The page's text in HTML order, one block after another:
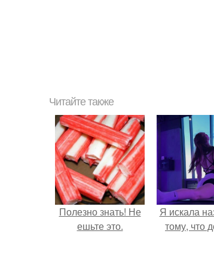
Читайте также
Полезно знать! Не
ешьте это.
Я искала
тому, что